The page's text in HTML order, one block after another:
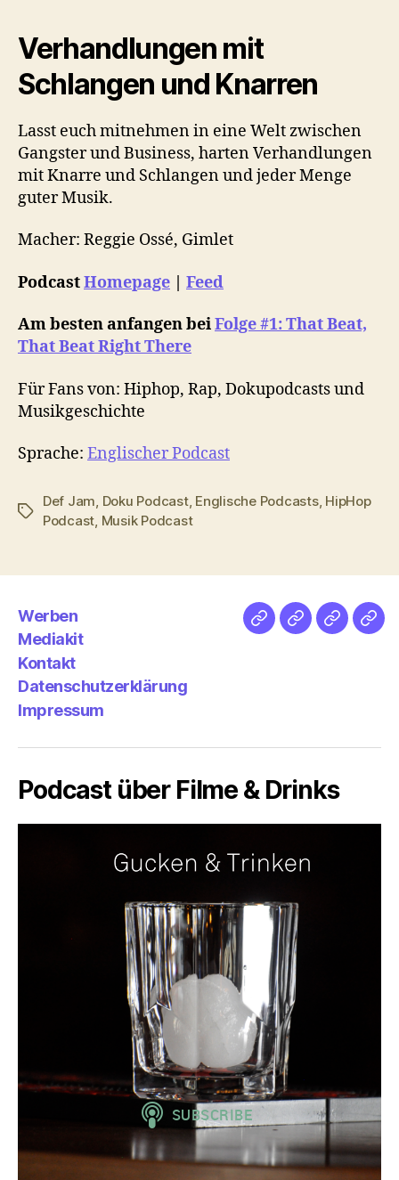
Verhandlungen mit
Schlangen und Knarren
Lasst euch mitnehmen in eine Welt zwischen
Gangster und Business, harten Verhandlungen
mit Knarre und Schlangen und jeder Menge
guter Musik.
Macher: Reggie Ossé, Gimlet
PodcastHomepage Feed
Am besten anfangen beiFolge #1: That Beat,
That Beat Right There
Für Fans von: Hiphop, Rap, Dokupodcasts und
Musikgeschichte
Sprache: Englischer Podcast
Schlagwörter
Def Jam, Doku Podcast, Englische Podcasts, HipHop
Podcast, Musik Podcast
Werben
Mediakit
Kontakt
Datenschutzerklärung
Impressum
NetzMedien
Podcast über Filme & Drinks